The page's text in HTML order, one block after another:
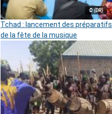
© (DR)
Tchad : lancement des préparatifs
de la fête de la musique